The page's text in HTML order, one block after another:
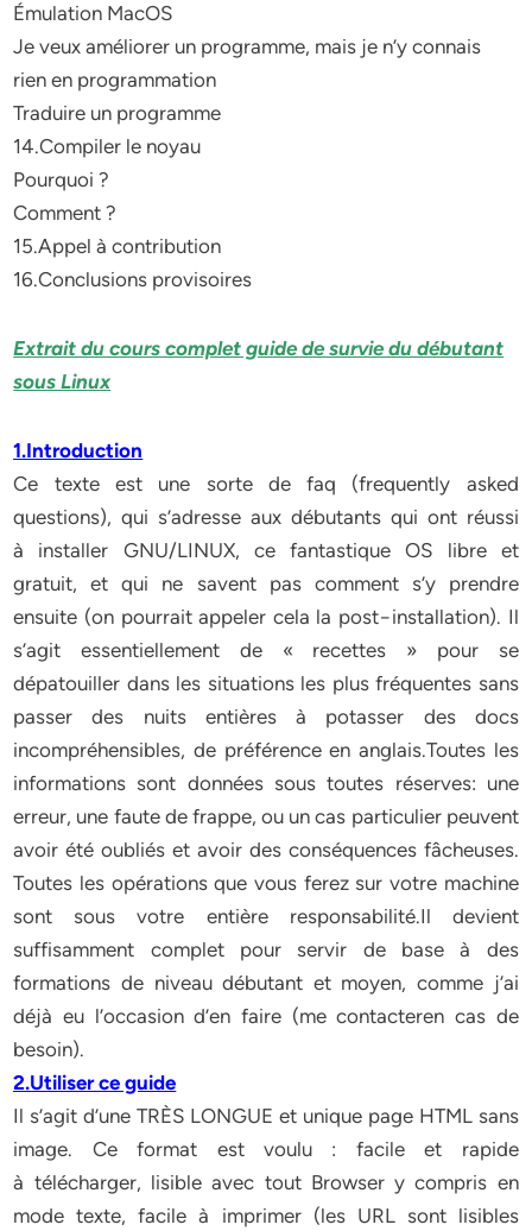
Émulation MacOS
Je veux améliorer un programme, mais je n’y connais
rien en programmation
Traduire un programme
14.Compiler le noyau
Pourquoi ?
Comment ?
15.Appel à contribution
16.Conclusions provisoires
Extrait du cours complet guide de survie du débutant
sous Linux
1.Introduction
Ce texte est une sorte de faq (frequently asked
questions), qui s’adresse aux débutants qui ont réussi
à installer GNU/LINUX, ce fantastique OS libre et
gratuit, et qui ne savent pas comment s’y prendre
ensuite (on pourrait appeler cela la post−installation). Il
s’agit essentiellement de « recettes » pour se
dépatouiller dans les situations les plus fréquentes sans
passer des nuits entières à potasser des docs
incompréhensibles, de préférence en anglais.Toutes les
informations sont données sous toutes réserves: une
erreur, une faute de frappe, ou un cas particulier peuvent
avoir été oubliés et avoir des conséquences fâcheuses.
Toutes les opérations que vous ferez sur votre machine
sont sous votre entière responsabilité.Il devient
suffisamment complet pour servir de base à des
formations de niveau débutant et moyen, comme j’ai
déjà eu l’occasion d’en faire (me contacteren cas de
besoin).
2.Utiliser ce guide
Il s’agit d’une TRÈS LONGUE et unique page HTML sans
image. Ce format est voulu : facile et rapide
à télécharger, lisible avec tout Browser y compris en
mode texte, facile à imprimer (les URL sont lisibles